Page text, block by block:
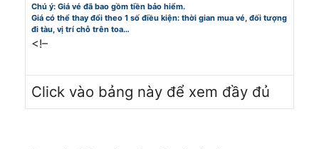
Chú ý: Giá vé đã bao gồm tiền bảo hiểm.
Giá có thể thay đổi theo 1 số điều kiện: thời gian mua vé, đối tượng
đi tàu, vị trí chỗ trên toa…
<!–
Click vào bảng này để xem đầy đủ